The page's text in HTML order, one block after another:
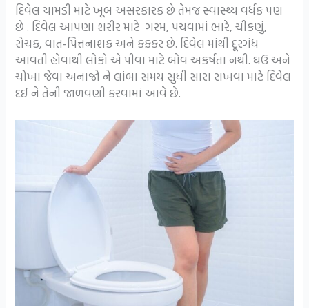
દિવેલ ચામડી માટે ખૂબ અસરકારક છે તેમજ સ્વાસ્થ્ય વર્ધક પણ
છે . દિવેલ આપણા શરીર માટે ગરમ, પચવામાં ભારે, ચીકણું,
રોચક, વાત-પિત્તનાશક અને કફકર છે. દિવેલ માંથી દૂરગંધ
આવતી હોવાથી લોકો એ પીવા માટે બોવ અકર્ષતા નથી. ઘઉ અને
ચોખા જેવા અનાજો ને લાંબા સમય સુધી સારા રાખવા માટે દિવેલ
દઈ ને તેની જાળવણી કરવામાં આવે છે.